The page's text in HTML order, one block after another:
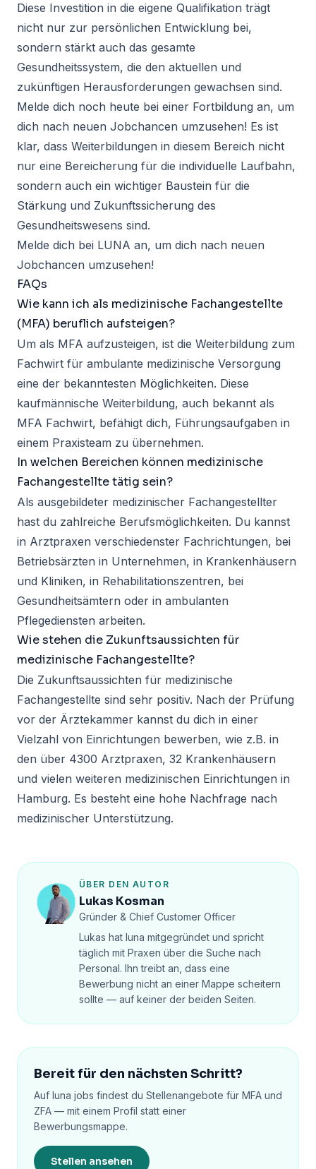
Diese Investition in die eigene Qualifikation trägt
nicht nur zur persönlichen Entwicklung bei,
sondern stärkt auch das gesamte
Gesundheitssystem, die den aktuellen und
zukünftigen Herausforderungen gewachsen sind.
Melde dich noch heute bei einer Fortbildung an, um
dich nach neuen Jobchancen umzusehen! Es ist
klar, dass Weiterbildungen in diesem Bereich nicht
nur eine Bereicherung für die individuelle Laufbahn,
sondern auch ein wichtiger Baustein für die
Stärkung und Zukunftssicherung des
Gesundheitswesens sind.
Melde dich bei LUNA an, um dich nach neuen
Jobchancen umzusehen!
FAQs
Wie kann ich als medizinische Fachangestellte
(MFA) beruflich aufsteigen?
Um als MFA aufzusteigen, ist die Weiterbildung zum
Fachwirt für ambulante medizinische Versorgung
eine der bekanntesten Möglichkeiten. Diese
kaufmännische Weiterbildung, auch bekannt als
MFA Fachwirt, befähigt dich, Führungsaufgaben in
einem Praxisteam zu übernehmen.
In welchen Bereichen können medizinische
Fachangestellte tätig sein?
Als ausgebildeter medizinischer Fachangestellter
hast du zahlreiche Berufsmöglichkeiten. Du kannst
in Arztpraxen verschiedenster Fachrichtungen, bei
Betriebsärzten in Unternehmen, in Krankenhäusern
und Kliniken, in Rehabilitationszentren, bei
Gesundheitsämtern oder in ambulanten
Pflegediensten arbeiten.
Wie stehen die Zukunftsaussichten für
medizinische Fachangestellte?
Die Zukunftsaussichten für medizinische
Fachangestellte sind sehr positiv. Nach der Prüfung
vor der Ärztekammer kannst du dich in einer
Vielzahl von Einrichtungen bewerben, wie z.B. in
den über 4300 Arztpraxen, 32 Krankenhäusern
und vielen weiteren medizinischen Einrichtungen in
Hamburg. Es besteht eine hohe Nachfrage nach
medizinischer Unterstützung.
ÜBER DEN AUTOR
Lukas Kosman
Gründer & Chief Customer Officer
Lukas hat luna mitgegründet und spricht
täglich mit Praxen über die Suche nach
Personal. Ihn treibt an, dass eine
Bewerbung nicht an einer Mappe scheitern
sollte — auf keiner der beiden Seiten.
Bereit für den nächsten Schritt?
Auf luna jobs findest du Stellenangebote für MFA und
ZFA — mit einem Profil statt einer
Bewerbungsmappe.
Stellen ansehen